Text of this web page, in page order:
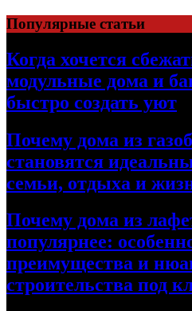
Перейти
к
содержимому
Популярные статьи
Когда хочется
модульные дома и
быстро создать уют
Почему дома из
становятся
семьи, отдыха и
Почему дома из
популярнее:
преимущества и
строительства под